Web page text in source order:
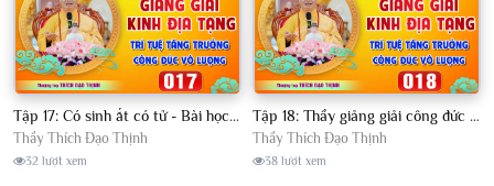
Tập 17: Có sinh ắt có tử - Bài học sâu sắc về nhân sinh│Thầy Thích Đạo Thịnh
Thầy Thích Đạo Thịnh
32 lượt xem
Tập 18: Thầy giảng giải công đức và sức uy thần của Địa Tạng Vương Bồ Tát │Thầy Thích Đạo Thịnh
Thầy Thích Đạo Thịnh
38 lượt xem